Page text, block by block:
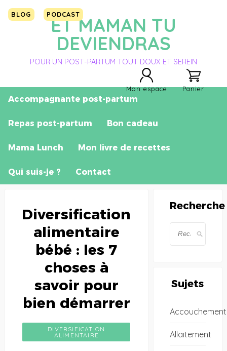
ET MAMAN TU
DEVIENDRAS
POUR UN POST-PARTUM TOUT DOUX ET SEREIN
Accompagnante post-partum
Repas post-partum Bon cadeau
Mama Lunch Mon livre de recettes
Qui suis-je ? Contact
BLOG PODCAST
Mon espace Panier
Diversification
alimentaire
bébé : les 7
choses à
savoir pour
bien démarrer
DIVERSIFICATION
ALIMENTAIRE
Recherche
Sujets
Accouchement
Allaitement